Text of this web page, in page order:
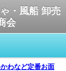
・風船 卸売
会
わなど定番お面